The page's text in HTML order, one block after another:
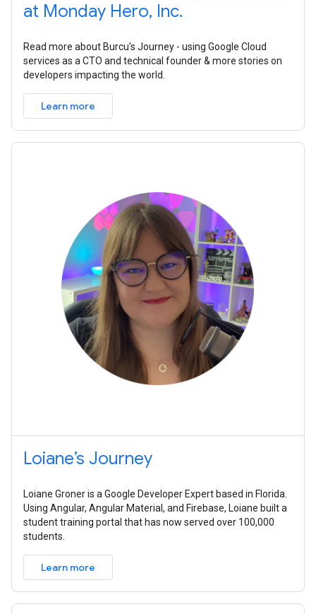
at Monday Hero, Inc.
Read more about Burcu's Journey - using Google Cloud
services as a CTO and technical founder & more stories on
developers impacting the world.
Learn more
Loiane’s Journey
Loiane Groner is a Google Developer Expert based in Florida.
Using Angular, Angular Material, and Firebase, Loiane built a
student training portal that has now served over 100,000
students.
Learn more